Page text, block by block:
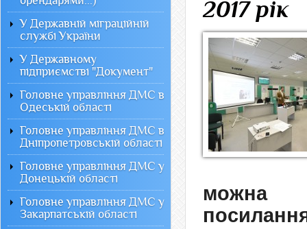
2017 рік
У Державній міграційній
службі України
У Державному
підприємстві "Документ"
Головне управління ДМС в
Одеській області
Головне управління ДМС в
Дніпропетровській області
Головне управління ДМС у
Донецькій області
Головне управління ДМС у
Закарпатській області